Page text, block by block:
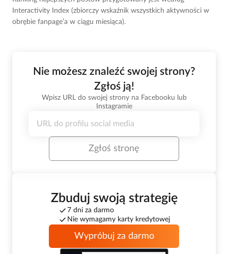
Interactivity Index (zbiorczy wskaźnik wszystkich aktywności w
obrębie fanpage’a w ciągu miesiąca).
Nie możesz znaleźć swojej strony?
Zgłoś ją!
Wpisz URL do swojej strony na Facebooku lub
Instagramie
Zgłoś stronę
Zbuduj swoją strategię
7 dni za darmo
Nie wymagamy karty kredytowej
Wypróbuj za darmo